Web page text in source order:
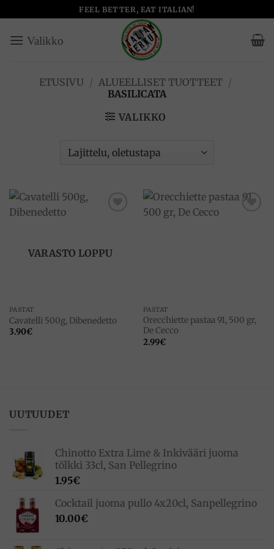
to
content
FEEL BETTER, EAT ITALIAN!
ETUSIVU / ALUEELLISET TUOTTEET /
BASILICATA
VALIKKO
VARASTO LOPPU
PASTAT
Cavatelli 500g, Dibenedetto
3.90€
PASTAT
Orecchiette pastaa 91, 500 gr,
De Cecco
2.99€
UUTUUDET
Chinotto Extra Lime & Inkivääri juoma
tölkki 33cl, San Pellegrino
1.95€
Cocktail juoma pullo 4x20cl, Sanpellegrino
10.00€